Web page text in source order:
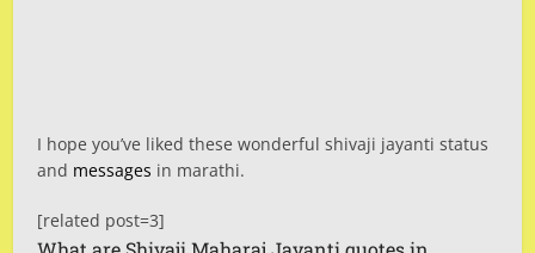
I hope you’ve liked these wonderful shivaji jayanti status
and messages in marathi.
[related post=3]